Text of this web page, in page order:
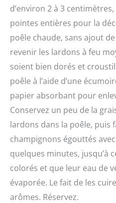
d’environ 2 à 3
pointes entières pour la
poêle chaude, sans ajout
revenir les lardons à feu
soient bien dorés et
poêle à l’aide d’une
papier absorbant pour
Conservez un peu de la
lardons dans la poêle, puis
champignons égouttés
quelques minutes, jusqu’à
colorés et que leur eau de
évaporée. Le fait de les
arômes. Réservez.